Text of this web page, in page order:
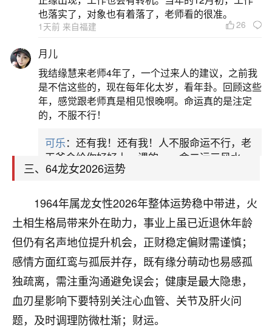
力大，需
二、2026年64年属龙女的每月运势
1964年属龙女性在2026年整体运势平稳，但吉
星力量薄弱，凶星如“浮沉”“月煞”“血刃”等带来一定
压力，需注意健康、情绪与人际关系。正月（2月17
三、64龙女2026运势
1964年属龙女性2026年整体运势稳中带进，火
土相生格局带来外在助力，事业上虽已近退休年龄
但仍有名声地位提升机会，正财稳定偏财需谨慎；
感情方面红鸾与孤辰并存，既有缘分萌动也易感孤
独疏离，需注重沟通避免误会；健康是最大隐患，
血刃星影响下要特别关注心血管、关节及肝火问
题，及时调理防微杜渐；财运。
也落实了，对象也有着落了，老师看的很准。
1天前 来自福建 26
月儿
我结缘慧来老师4年了，一个过来人的建议，之前我
是不信这些的，现在每年化太岁，看年卦。回顾这些
年，感觉跟老师真是相见恨晚啊。命运真的是注定
的，不服不行！
可乐：还有我！还有我！人不服命运不行，老
天爷会给你好好上一课的。一命二运三风水，
哪样不服都不行！
卦，认识老师3年了，都是缘分啊！
17分钟前 来自湖北 19
心若莲花
我是做餐饮的，这两年，生意屡屡受挫，店开一家关
一家，要么生意不好，生意好的就出事。前些年攒的
家底快败光了，真是倒霉！我也想找人看看到底怎么
回事？